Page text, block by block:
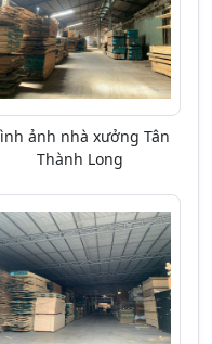
ảnh nhà xưởng Tân
Thành Long